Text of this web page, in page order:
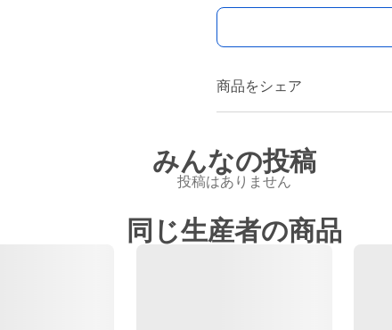
商品をシェア
みんなの投稿
投稿はありません
同じ生産者の商品